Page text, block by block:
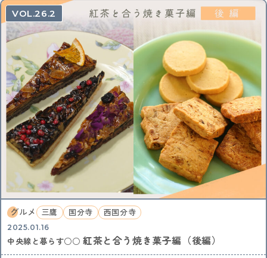
中野 高円寺 阿佐ケ谷 荻窪 西荻窪
吉祥寺
三鷹
武蔵境 東小金井 武蔵小金井
国分寺
西国分寺
国立 立川 日野 豊田
八王子
西八王子
高尾 西立川 東中神
拝島
牛浜 福生 羽村 河辺
東青梅
青梅
KEYWORD
イルミネーション
お菓子 三鷹
八王子
西八王子
レポート 特集
特集分割版
中央線〇〇散歩
イタリアン 国立
武蔵小金井
東小金井
和菓子 スイーツ チョコレート
写真
ポートレート
中野サンプラザ
中野ブロードウェイ
中野
サブカル 歴史 アニメ
杉並区
武蔵野市
ゴミ処理場 体験
バレンタイン
イベント
かき氷 阿佐ヶ谷
荻窪
自動車教習所 武蔵境
昭和記念公園
サイエンス
26.2
グルメ 三鷹 国分寺 西国分寺
2025.01.16
中央線と暮らす○○ 紅茶と合う焼き菓子編（後編）